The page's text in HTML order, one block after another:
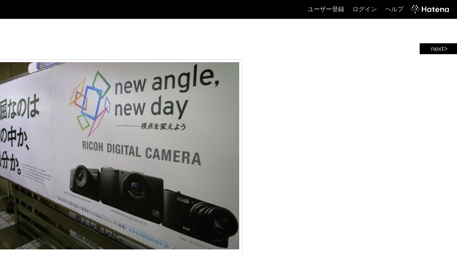
ユーザー登録 ログイン ヘルプ
next>